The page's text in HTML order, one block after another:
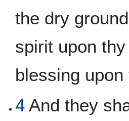
the dry
spirit upon
blessing
4 And they